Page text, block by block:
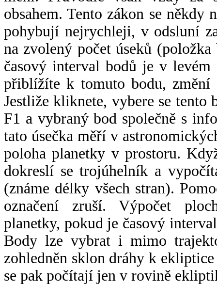
obsahem. Tento zákon se někdy
pohybují nejrychleji, v odsluní
na zvolený počet úseků
časový interval bodů je v
přiblížíte k tomuto bodu,
Jestliže kliknete, vybere se tento
F1 a vybraný bod společně s
tato úsečka měří v
poloha planetky v prostoru.
dokreslí se trojúhelník a
(známe délky všech stran).
označení zruší. Výpočet
planetky, pokud je časový
Body lze vybrat i mimo
zohledněn sklon dráhy k
se pak počítají jen v rovině